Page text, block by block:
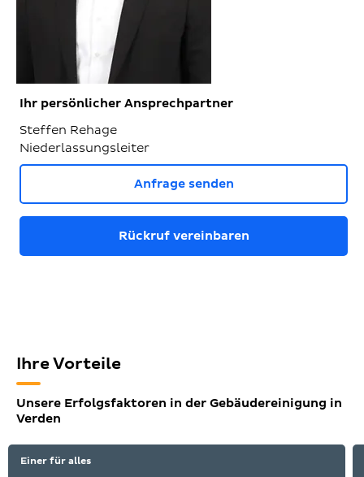
Ihr persönlicher Ansprechpartner
Steffen Rehage
Niederlassungsleiter
Anfrage senden
Rückruf vereinbaren
Ihre Vorteile
Unsere Erfolgsfaktoren in der Gebäudereinigung in
Verden
Einer für alles